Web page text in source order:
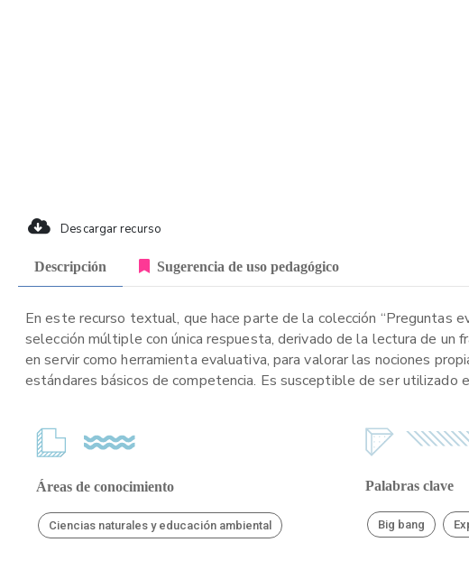
Descargar recurso
Descripción Sugerencia de uso pedagógico
En este recurso textual, que hace parte de la colección “Preguntas
selección múltiple con única respuesta, derivado de la lectura de
en servir como herramienta evaluativa, para valorar las nociones
estándares básicos de competencia. Es susceptible de ser utilizado
Áreas de conocimiento
Ciencias naturales y educación ambiental
Palabras clave
Big bang